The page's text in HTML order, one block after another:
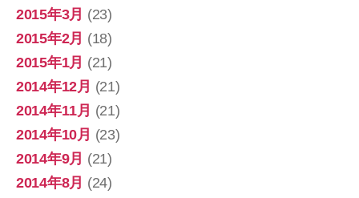
2015年3月 (23)
2015年2月 (18)
2015年1月 (21)
2014年12月 (21)
2014年11月 (21)
2014年10月 (23)
2014年9月 (21)
2014年8月 (24)